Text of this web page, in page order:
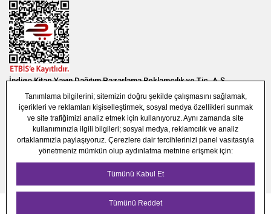
İndigo Kitap Yayın Dağıtım Pazarlama Reklamcılık ve Tic. A.Ş.
Bağlar Mah. 19. Sok. Bina No:1E 1. Bodrum Kat. Güneşli - Bağcılar /
İSTANBUL
(0850) 308 7304